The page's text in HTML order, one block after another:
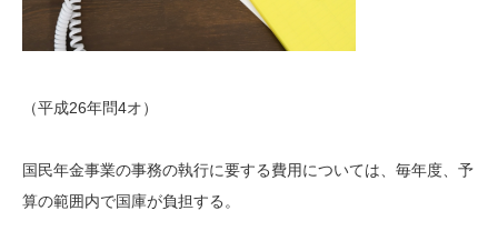
（平成26年問4オ）
国民年金事業の事務の執行に要する費用については、毎年度、予
算の範囲内で国庫が負担する。